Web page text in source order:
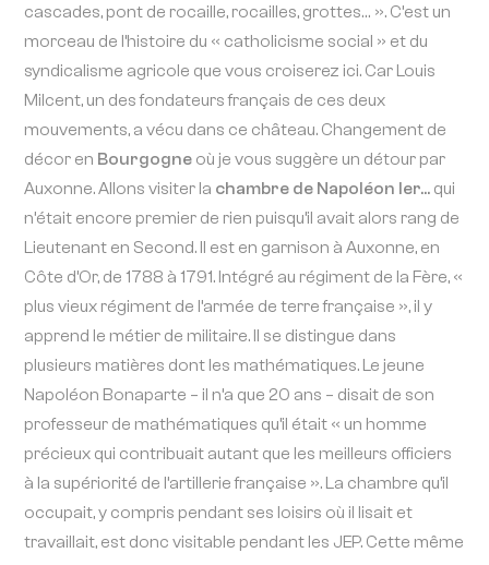
cascades, pont de rocaille, rocailles, grottes… ». C’est un
morceau de l’histoire du « catholicisme social » et du
syndicalisme agricole que vous croiserez ici. Car Louis
Milcent, un des fondateurs français de ces deux
mouvements, a vécu dans ce château. Changement de
décor en Bourgogne où je vous suggère un détour par
Auxonne. Allons visiter la chambre de Napoléon Ier… qui
n’était encore premier de rien puisqu’il avait alors rang de
Lieutenant en Second. Il est en garnison à Auxonne, en
Côte d’Or, de 1788 à 1791. Intégré au régiment de la Fère, «
plus vieux régiment de l’armée de terre française », il y
apprend le métier de militaire. Il se distingue dans
plusieurs matières dont les mathématiques. Le jeune
Napoléon Bonaparte – il n’a que 20 ans – disait de son
professeur de mathématiques qu’il était « un homme
précieux qui contribuait autant que les meilleurs officiers
à la supériorité de l’artillerie française ». La chambre qu’il
occupait, y compris pendant ses loisirs où il lisait et
travaillait, est donc visitable pendant les JEP. Cette même